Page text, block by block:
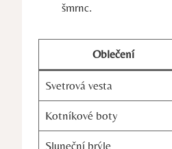
šmrnc.
Oblečení
Svetrová vesta
Kotníkové boty
Sluneční brýle